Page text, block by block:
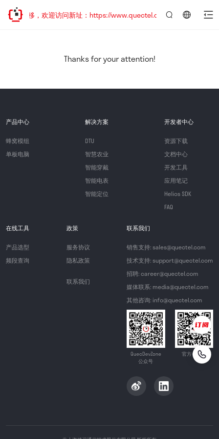
址已迁移，欢迎访问新址：https://www.quectel.com.cn
Thanks for your attention!
产品中心
蜂窝模组
单板电脑
解决方案
DTU
智慧农业
智能穿戴
智能电表
智能定位
开发者中心
资源下载
文档中心
开发工具
应用笔记
Helios SDK
FAQ
在线工具
产品选型
频段查询
政策
服务协议
隐私政策
联系我们
联系我们
销售支持: sales@quectel.com
技术支持: support@quectel.com
招聘: career@quectel.com
媒体联系: media@quectel.com
其他咨询: info@quectel.com
QuecDevZone
公众号
官方公众号